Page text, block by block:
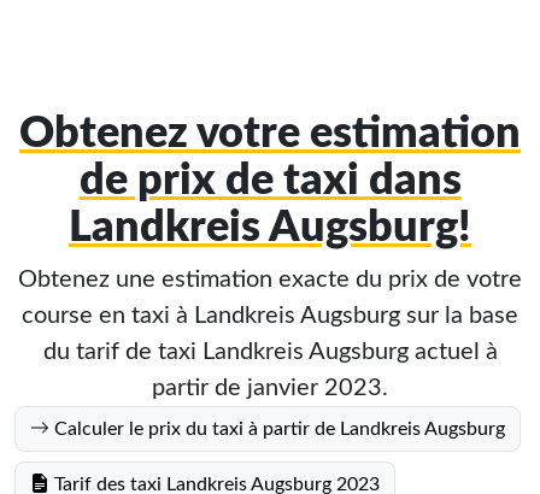
Obtenez votre estimation
de prix de taxi dans
Landkreis Augsburg!
Obtenez une estimation exacte du prix de votre
course en taxi à Landkreis Augsburg sur la base
du tarif de taxi Landkreis Augsburg actuel à
partir de janvier 2023.
Calculer le prix du taxi à partir de Landkreis Augsburg
Tarif des taxi Landkreis Augsburg 2023